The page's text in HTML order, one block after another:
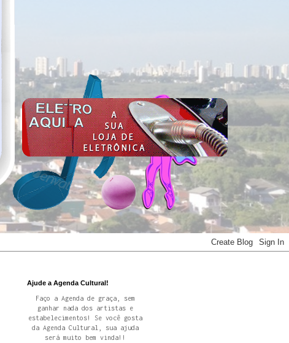
Ajude a Agenda Cultural!
Faço a Agenda de graça, sem
ganhar nada dos artistas e
estabelecimentos! Se você gosta
da Agenda Cultural, sua ajuda
será muito bem vinda!!